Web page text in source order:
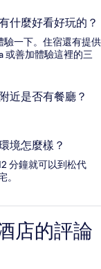
什麼好看好玩的？
一下。住宿還有提供
或善加體驗這裡的三
近是否有餐廳？
境怎麼樣？
分鐘就可以到松代
店的評論